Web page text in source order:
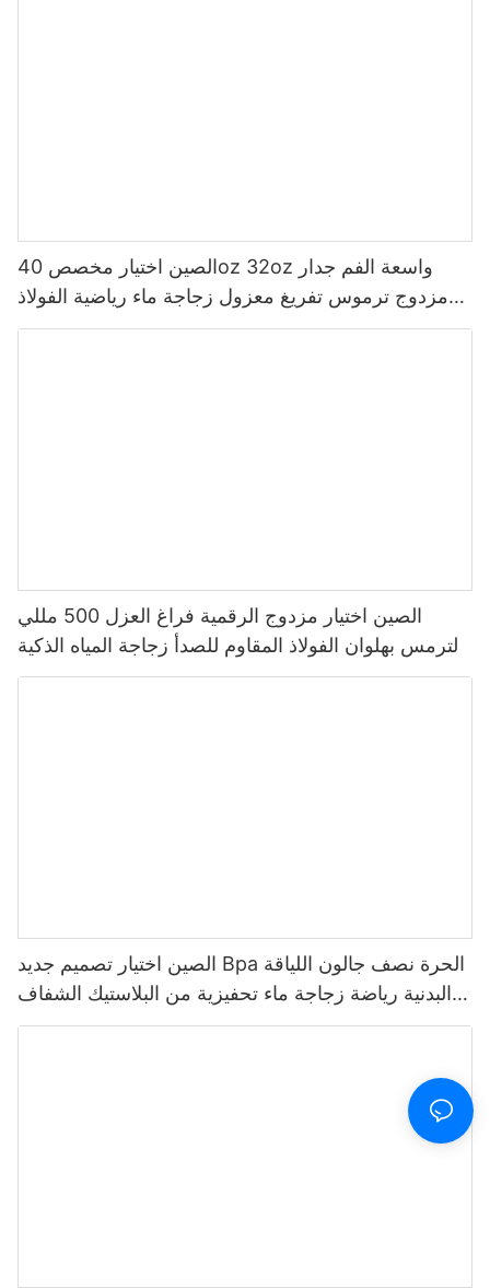
الصين اختيار مخصص 40oz 32oz واسعة الفم جدار
مزدوج ترموس تفريغ معزول زجاجة ماء رياضية الفولاذ
المقاوم للصدأ مع غطاء صنبور
الصين اختيار مزدوج الرقمية فراغ العزل 500 مللي
الترمس بهلوان الفولاذ المقاوم للصدأ زجاجة المياه الذكية
مع شاشة عرض درجة الحرارة Led
الصين اختيار تصميم جديد Bpa الحرة نصف جالون اللياقة
البدنية رياضة زجاجة ماء تحفيزية من البلاستيك الشفاف
مع علامة الوقت والقش